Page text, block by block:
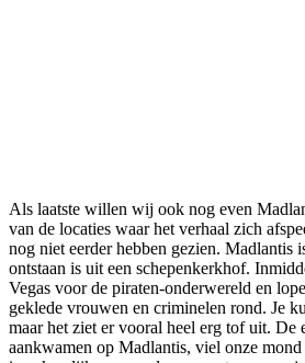
Als laatste willen wij ook nog even
van de locaties waar het verhaal zich
nog niet eerder hebben gezien. Madlantis
ontstaan is uit een schepenkerkhof.
Vegas voor de piraten-onderwereld en
geklede vrouwen en criminelen rond. Je
maar het ziet er vooral heel erg tof uit. De
aankwamen op Madlantis, viel onze